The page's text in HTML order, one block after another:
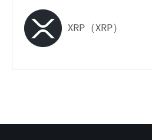
XRP（XRP）